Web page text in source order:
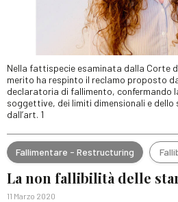
Nella fattispecie esaminata dalla Corte
merito ha respinto il reclamo proposto
declaratoria di fallimento, confermando
soggettive, dei limiti dimensionali e
dall’art. 1
Fallimentare - Restructuring
La non fallibilità delle
11 Marzo 2020